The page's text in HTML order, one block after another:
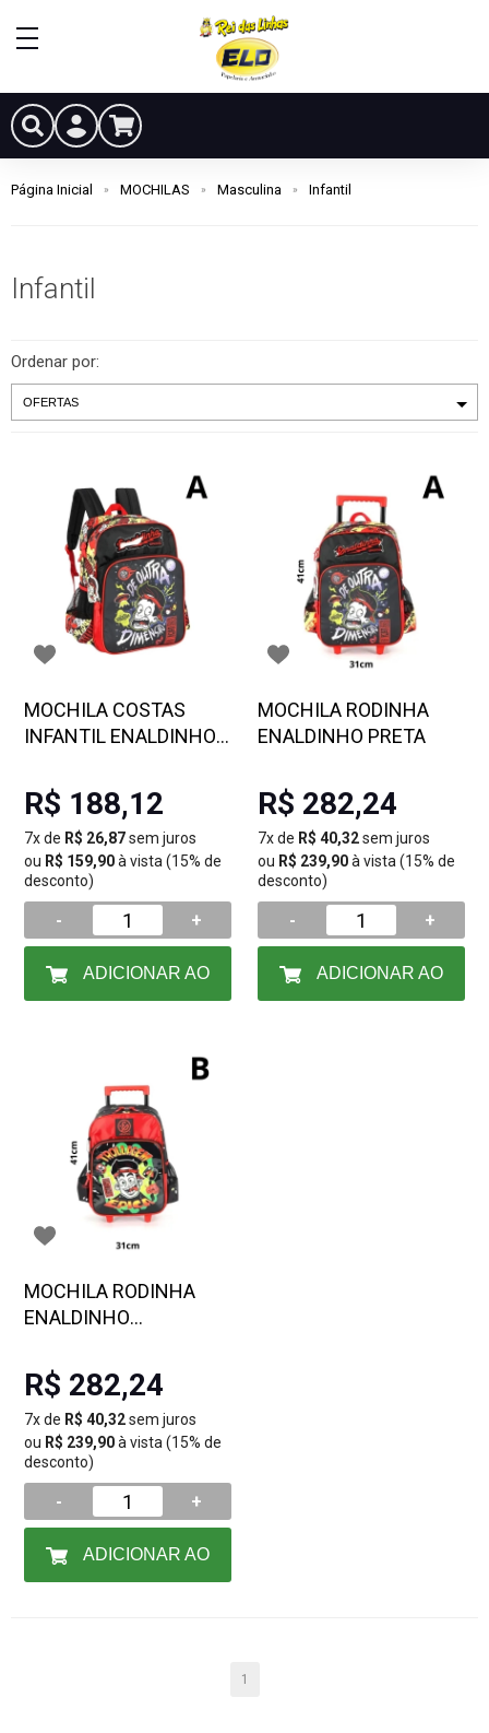
Página Inicial MOCHILAS Masculina Infantil
Infantil
Ordenar por:
MOCHILA COSTAS
INFANTIL ENALDINHO -
R$ 188,12
7x de R$ 26,87sem juros
ou R$ 159,90à vista (15% de
desconto)
- +
MOCHILA RODINHA
ENALDINHO PRETA
R$ 282,24
7x de R$ 40,32sem juros
ou R$ 239,90à vista (15% de
desconto)
- +
MOCHILA RODINHA
ENALDINHO
R$ 282,24
7x de R$ 40,32sem juros
ou R$ 239,90à vista (15% de
desconto)
- +
1